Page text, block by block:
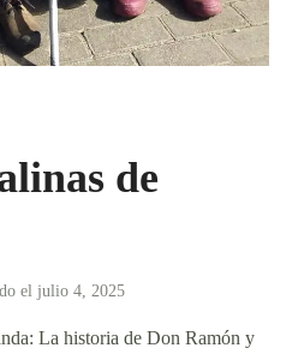
de
el julio 4, 2025
La historia de Don Ramón y